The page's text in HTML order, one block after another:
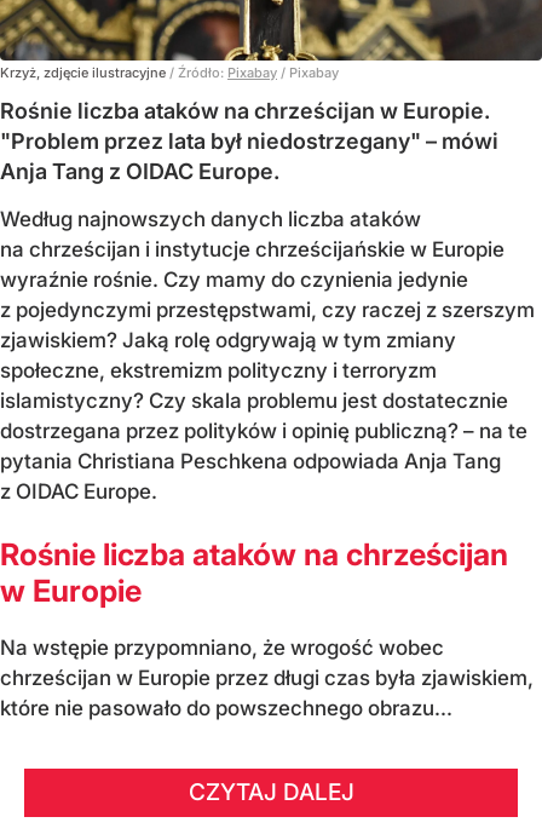
Krzyż, zdjęcie ilustracyjne / Źródło: Pixabay / Pixabay
Rośnie liczba ataków na chrześcijan w Europie.
"Problem przez lata był niedostrzegany" – mówi
Anja Tang z OIDAC Europe.
Według najnowszych danych liczba ataków
na chrześcijan i instytucje chrześcijańskie w Europie
wyraźnie rośnie. Czy mamy do czynienia jedynie
z pojedynczymi przestępstwami, czy raczej z szerszym
zjawiskiem? Jaką rolę odgrywają w tym zmiany
społeczne, ekstremizm polityczny i terroryzm
islamistyczny? Czy skala problemu jest dostatecznie
dostrzegana przez polityków i opinię publiczną? – na te
pytania Christiana Peschkena odpowiada Anja Tang
z OIDAC Europe.
Rośnie liczba ataków na chrześcijan
w Europie
Na wstępie przypomniano, że wrogość wobec
chrześcijan w Europie przez długi czas była zjawiskiem,
które nie pasowało do powszechnego obrazu...
CZYTAJ DALEJ